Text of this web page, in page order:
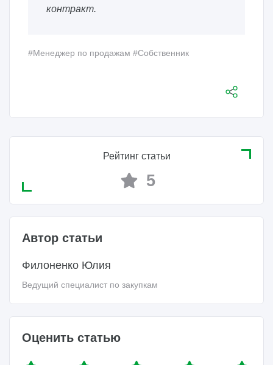
контракт.
#Менеджер по продажам #Собственник
Рейтинг статьи
5
Автор статьи
Филоненко Юлия
Ведущий специалист по закупкам
Оценить статью